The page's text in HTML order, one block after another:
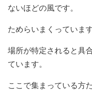
ないほどの風です。
ためらいまくっています
場所が特定されると具
ています。
ここで集まっている方